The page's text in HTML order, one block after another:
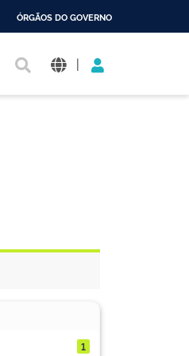
ÓRGÃOS DO GOVERNO
|
1